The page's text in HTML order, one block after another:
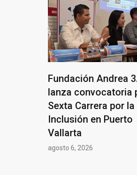
Fundación Andrea
lanza convocatoria
Sexta Carrera por la
Inclusión en Puerto
Vallarta
agosto 6, 2026